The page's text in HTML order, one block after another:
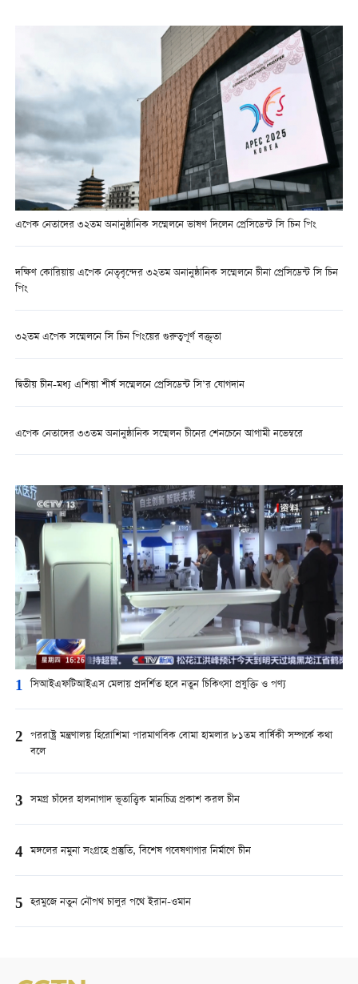
এপেক নেতাদের ৩২তম অনানুষ্ঠানিক সম্মেলনে ভাষণ দিলেন প্রেসিডেন্ট সি চিন পিং
দক্ষিণ কোরিয়ায় এপেক নেতৃবৃন্দের ৩২তম অনানুষ্ঠানিক সম্মেলনে চীনা প্রেসিডেন্ট সি চিন
পিং
৩২তম এপেক সম্মেলনে সি চিন পিংয়ের গুরুত্বপূর্ণ বক্তৃতা
দ্বিতীয় চীন-মধ্য এশিয়া শীর্ষ সম্মেলনে প্রেসিডেন্ট সি’র যোগদান
এপেক নেতাদের ৩৩তম অনানুষ্ঠানিক সম্মেলন চীনের শেনচেনে আগামী নভেম্বরে
1 সিআইএফটিআইএস মেলায় প্রদর্শিত হবে নতুন চিকিৎসা প্রযুক্তি ও পণ্য
2 পররাষ্ট্র মন্ত্রণালয় হিরোশিমা পারমাণবিক বোমা হামলার ৮১তম বার্ষিকী সম্পর্কে কথা
বলে
3 সমগ্র চাঁদের হালনাগাদ ভূতাত্ত্বিক মানচিত্র প্রকাশ করল চীন
4 মঙ্গলের নমুনা সংগ্রহে প্রস্তুতি, বিশেষ গবেষণাগার নির্মাণে চীন
5 হরমুজে নতুন নৌপথ চালুর পথে ইরান-ওমান